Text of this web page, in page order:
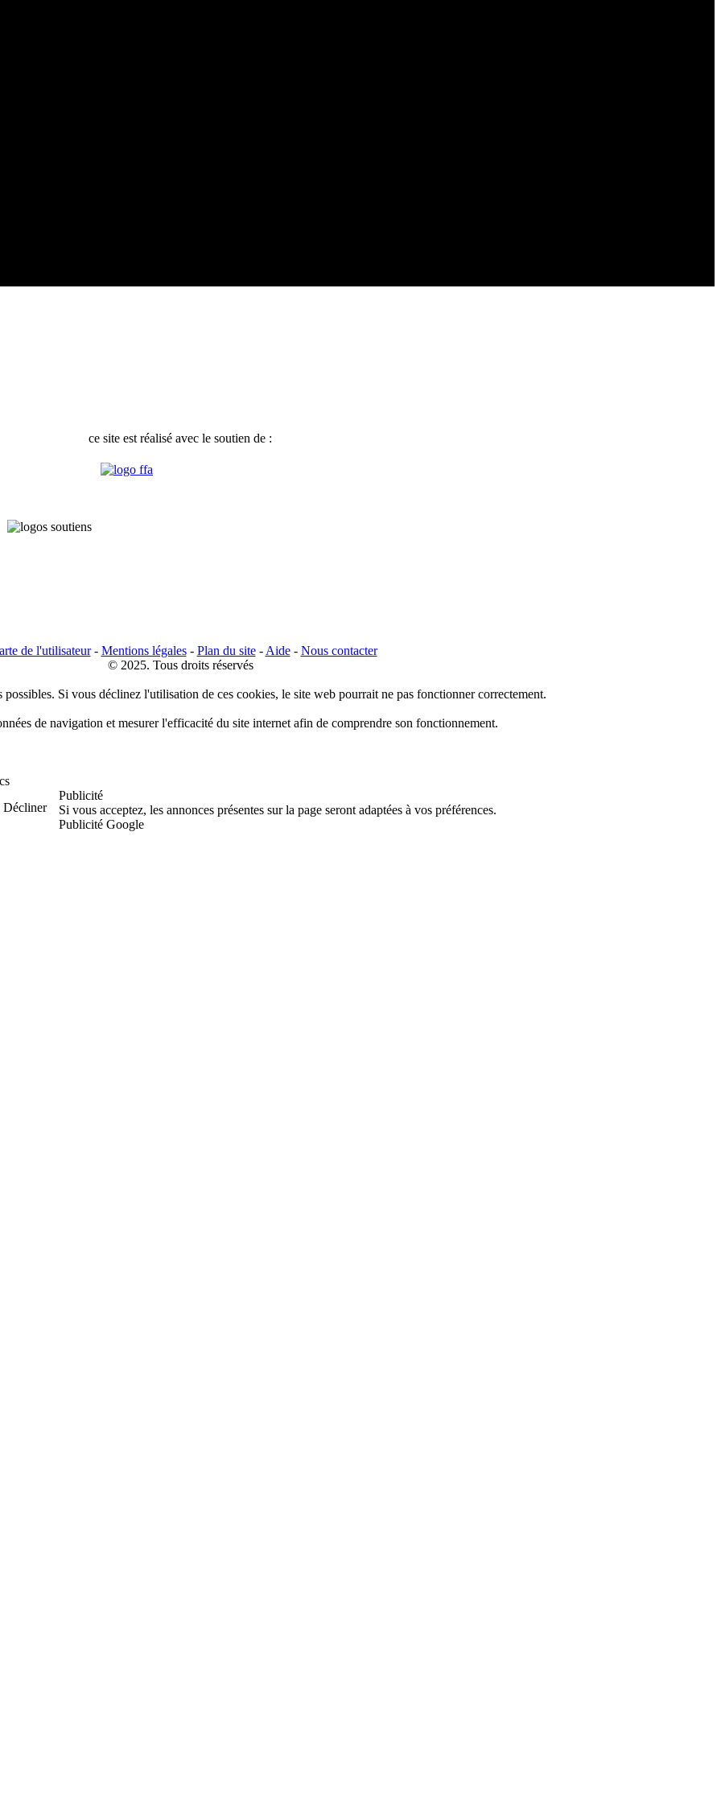
ce site est réalisé avec le soutien de :
de l'utilisateur- Mentions légales- Plan du site- Aide- Nous contacter
© 2025. Tous droits réservés
Si vous déclinez l'utilisation de ces cookies, le site web pourrait ne pas fonctionner correctement.
de navigation et mesurer l'efficacité du site internet afin de comprendre son fonctionnement.
Décliner
Publicité
Si vous acceptez, les annonces présentes sur la page seront adaptées à vos préférences.
Publicité Google